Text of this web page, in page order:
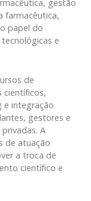
gestão
farmacêutica,
papel do
e
de
científicos,
e integração
gestores e
A
de atuação
a troca de
científico e